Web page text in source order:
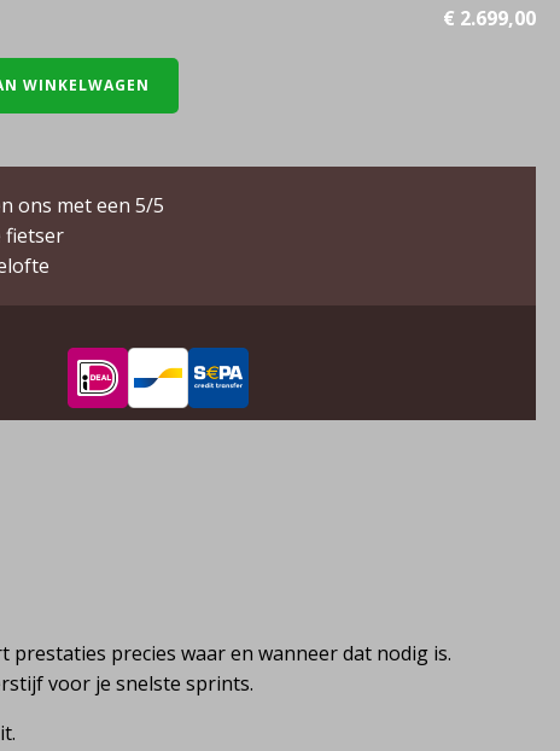
€ 2.699,00
WINKELWAGEN
ons met een 5/5
fietser
prestaties precies waar en wanneer dat nodig is.
voor je snelste sprints.